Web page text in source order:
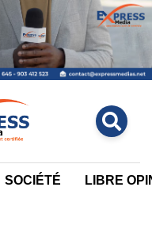
SOCIÉTÉ LIBRE